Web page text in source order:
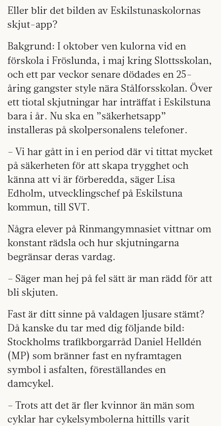
Eller blir det bilden av Eskilstunaskolornas
skjut-app?
Bakgrund: I oktober ven kulorna vid en
förskola i Fröslunda, i maj kring Slottsskolan,
och ett par veckor senare dödades en 25-
åring gangster style nära Stålforsskolan. Över
ett tiotal skjutningar har inträffat i Eskilstuna
bara i år. Nu ska en ”säkerhetsapp”
installeras på skolpersonalens telefoner.
– Vi har gått in i en period där vi tittat mycket
på säkerheten för att skapa trygghet och
känna att vi är förberedda, säger Lisa
Edholm, utvecklingschef på Eskilstuna
kommun, till SVT.
Några elever på Rinmangymnasiet vittnar om
konstant rädsla och hur skjutningarna
begränsar deras vardag.
– Säger man hej på fel sätt är man rädd för att
bli skjuten.
Fast är ditt sinne på valdagen ljusare stämt?
Då kanske du tar med dig följande bild:
Stockholms trafikborgarråd Daniel Helldén
(MP) som bränner fast en nyframtagen
symbol i asfalten, föreställandes en
damcykel.
– Trots att det är fler kvinnor än män som
cyklar har cykelsymbolerna hittills varit